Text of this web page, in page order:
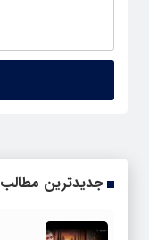
جدیدترین مطالب